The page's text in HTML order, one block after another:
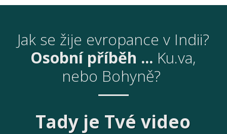
Jak se žije evropance v Indii?
Osobní příběh ... Ku.va,
nebo Bohyně?
Tady je Tvé video